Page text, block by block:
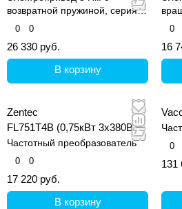
возвратной пружиной, серия
341
0 0
26 330 руб.
В корзину
0
16
Zentec
FL751T4B (0,75кВт 3х380В)
Частотный преобразователь
0 0
17 220 руб.
В корзину
0
131